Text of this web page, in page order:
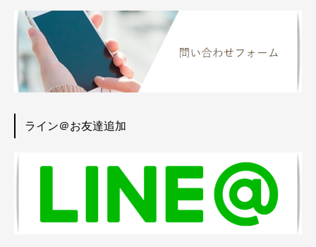
ライン＠お友達追加